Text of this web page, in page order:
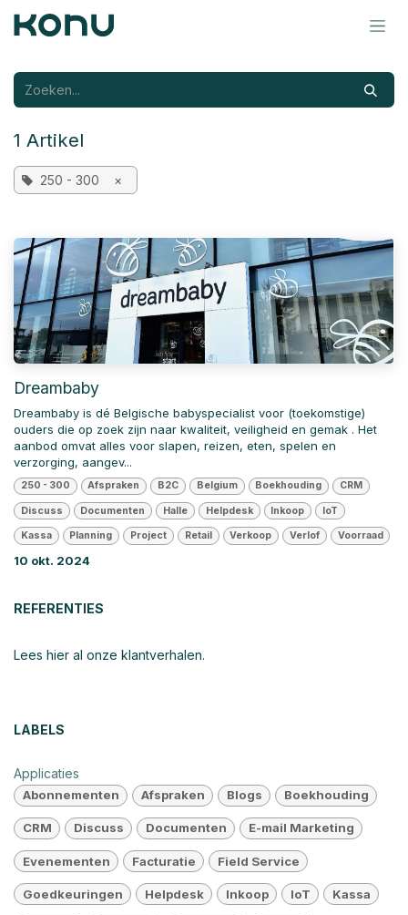
1 Artikel
250 - 300 ×
Dreambaby
Dreambaby is dé Belgische babyspecialist voor (toekomstige)
ouders die op zoek zijn naar kwaliteit, veiligheid en gemak . Het
aanbod omvat alles voor slapen, reizen, eten, spelen en
verzorging, aangev...
250 - 300 Afspraken B2C Belgium Boekhouding CRM
Discuss Documenten Halle Helpdesk Inkoop IoT
Kassa Planning Project Retail Verkoop Verlof Voorraad
10 okt. 2024
REFERENTIES
Lees hier al onze klantverhalen.
LABELS
Applicaties
Abonnementen Afspraken Blogs Boekhouding
CRM Discuss Documenten E-mail Marketing
Evenementen Facturatie Field Service
Goedkeuringen Helpdesk Inkoop IoT Kassa